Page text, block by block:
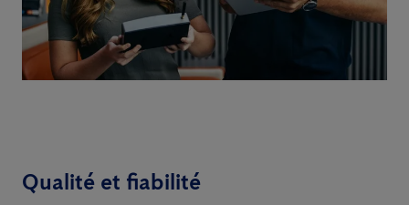
Qualité et fiabilité